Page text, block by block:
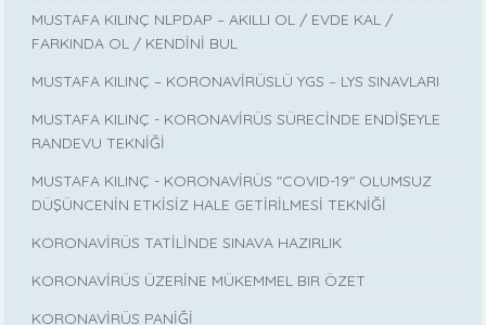
MUSTAFA KILINÇ NLPDAP – AKILLI OL / EVDE KAL /
FARKINDA OL / KENDİNİ BUL
MUSTAFA KILINÇ – KORONAVİRÜSLÜ YGS – LYS SINAVLARI
MUSTAFA KILINÇ - KORONAVİRÜS SÜRECİNDE ENDİŞEYLE
RANDEVU TEKNİĞİ
MUSTAFA KILINÇ - KORONAVİRÜS "COVID-19" OLUMSUZ
DÜŞÜNCENİN ETKİSİZ HALE GETİRİLMESİ TEKNİĞİ
KORONAVİRÜS TATİLİNDE SINAVA HAZIRLIK
KORONAVİRÜS ÜZERİNE MÜKEMMEL BIR ÖZET
KORONAVİRÜS PANİĞİ